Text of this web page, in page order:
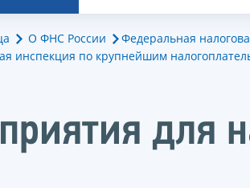
О ФНС России
Федеральная
инспекция по крупнейшим
для